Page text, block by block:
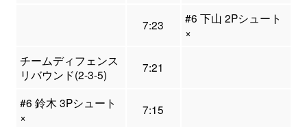
7:23
#6 下山 2Pシュート
×
チームディフェンス
リバウンド(2-3-5)
7:21
#6 鈴木 3Pシュート
×
7:15